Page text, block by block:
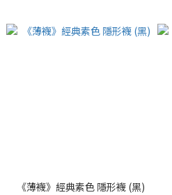
《薄襪》經典素色 隱形襪 (黑)